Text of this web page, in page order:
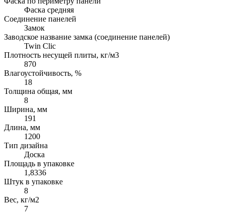
Фаска средняя
Соединение панелей
Замок
Заводское название замка (соединение панелей)
Twin Clic
Плотность несущей плиты, кг/м3
870
Влагоустойчивость, %
18
Толщина общая, мм
8
Ширина, мм
191
Длина, мм
1200
Тип дизайна
Доска
Площадь в упаковке
1,8336
Штук в упаковке
8
Вес, кг/м2
7